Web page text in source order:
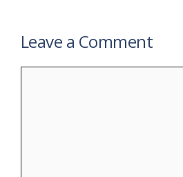
Leave a Comment